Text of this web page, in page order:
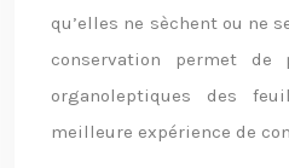
qu’elles ne sèchent ou ne
conservation permet de
organoleptiques des
meilleure expérience de